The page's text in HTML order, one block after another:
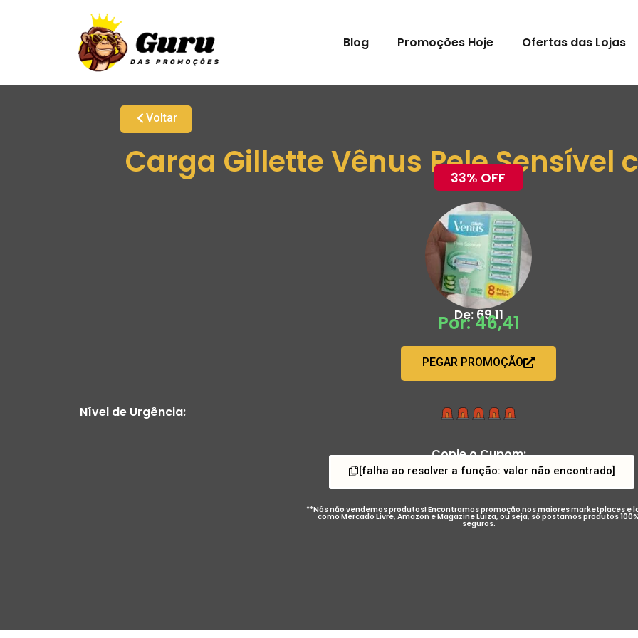
Blog Promoções Hoje Ofertas das Lojas
Voltar
Carga Gillette Vênus Pele Sensível
33% OFF
De: 69,11
Por: 46,41
PEGAR PROMOÇÃO
Nível de Urgência:
Copie o Cupom:
[falha ao resolver a função: valor não encontrado]
**Nós não vendemos produtos! Encontramos promoção nos maiores marketplaces e
como Mercado Livre, Amazon e Magazine Luiza, ou seja, só postamos produtos 100%
seguros.